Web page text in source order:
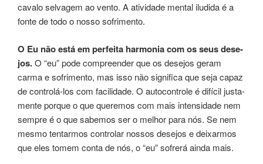
cava­lo sel­va­gem ao vento. A ati­vi­da­de men­tal ilu­di­da é a
fonte de todo o nosso sofrimento.
O Eu não está em per­fei­ta har­mo­nia com os seus dese­
jos.O “eu” pode com­preen­der que os dese­jos geram
carma e sofrimento, mas isso não sig­ni­fi­ca que seja capaz
de con­tro­lá-los com faci­li­da­de. O autocon­tro­le é difí­cil jus­ta­
men­te por­que o que que­re­mos com mais inten­si­da­de nem
sempre é o que sabe­mos ser o ­melhor para nós. Se nem
mesmo ten­tar­mos con­tro­lar nossos dese­jos e dei­xar­mos
que eles tomem conta de nós, o “eu” sofre­rá ainda mais.